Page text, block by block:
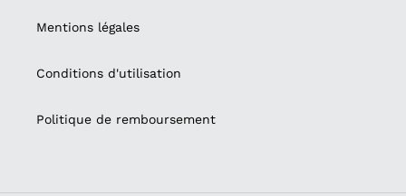
Mentions légales
Conditions d'utilisation
Politique de remboursement